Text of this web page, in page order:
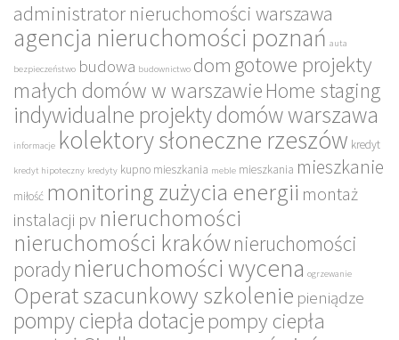
administrator nieruchomości warszawa
agencja nieruchomości poznań auta
bezpieczeństwo budowa budownictwo dom gotowe projekty
małych domów w warszawie Home staging
indywidualne projekty domów warszawa
informacje kolektory słoneczne rzeszów kredyt
kredyt hipoteczny kredyty kupno mieszkania meble mieszkania mieszkanie
miłość monitoring zużycia energii montaż
instalacji pv nieruchomości
nieruchomości krakównieruchomości
poradynieruchomości wycena ogrzewanie
Operat szacunkowy szkolenie pieniądze
pompy ciepła dotacjepompy ciepła